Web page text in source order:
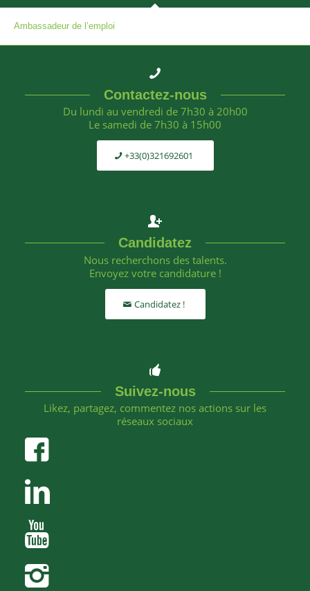
Ambassadeur de l’emploi
Contactez-nous
Du lundi au vendredi de 7h30 à 20h00
Le samedi de 7h30 à 15h00
+33(0)321692601
Candidatez
Nous recherchons des talents.
Envoyez votre candidature !
Candidatez !
Suivez-nous
Likez, partagez, commentez nos actions sur les
réseaux sociaux